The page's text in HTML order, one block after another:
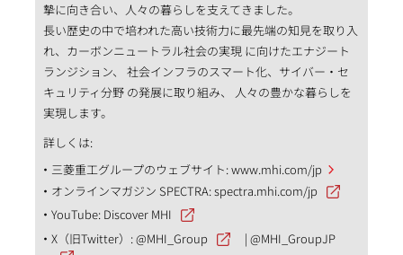
摯に向き合い、人々の暮らしを支えてきました。
長い歴史の中で培われた高い技術力に最先端の知見を取り入
れ、カーボンニュートラル社会の実現 に向けたエナジート
ランジション、 社会インフラのスマート化、サイバー・セ
キュリティ分野 の発展に取り組み、 人々の豊かな暮らしを
実現します。
詳しくは:
三菱重工グループのウェブサイト:www.mhi.com/jp
オンラインマガジン SPECTRA:spectra.mhi.com/jp
YouTube: Discover MHI
X（旧Twitter）:@MHI_Group |@MHI_GroupJP